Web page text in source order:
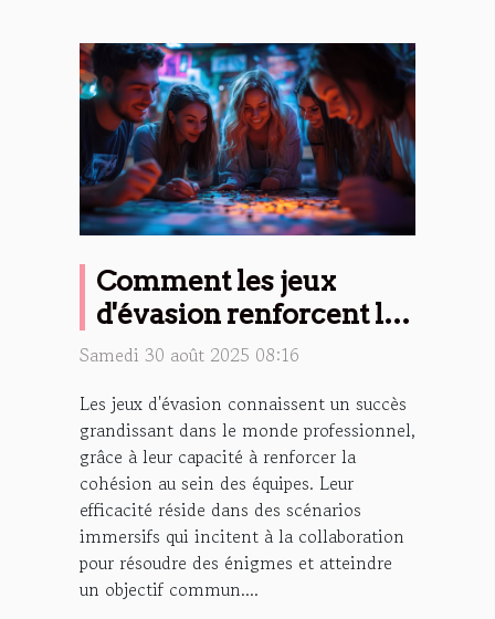
Comment les jeux
d'évasion renforcent les
liens d'équipe ?
Samedi 30 août 2025 08:16
Les jeux d'évasion connaissent un succès
grandissant dans le monde professionnel,
grâce à leur capacité à renforcer la
cohésion au sein des équipes. Leur
efficacité réside dans des scénarios
immersifs qui incitent à la collaboration
pour résoudre des énigmes et atteindre
un objectif commun....